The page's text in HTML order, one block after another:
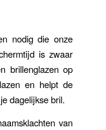
nodig die onze
is zwaar
brillenglazen op
en helpt de
dagelijkse bril.
van